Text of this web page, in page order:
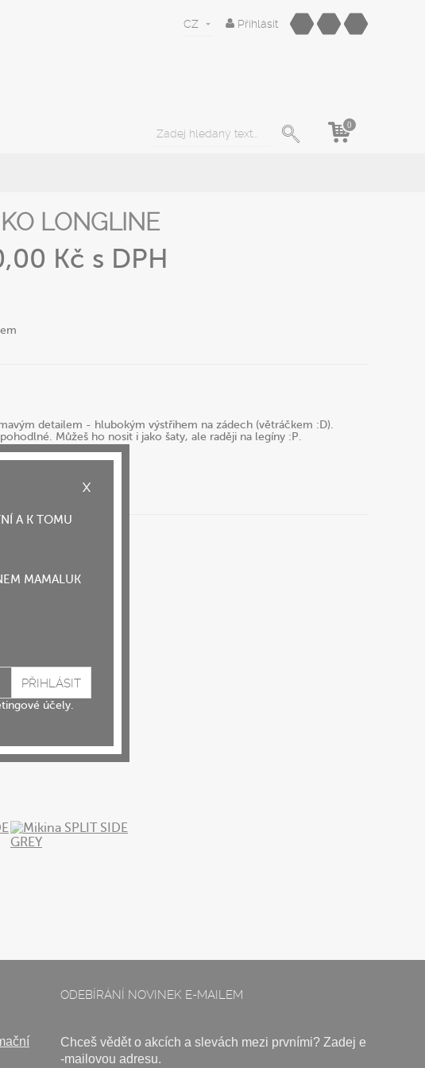
Přihlásit
CZ
0
A K TOMU
MAMALUK
účely.
LONGLINE
Kč s DPH
detailem - hlubokým výstřihem na zádech (větráčkem :D).
Můžeš ho nosit i jako šaty, ale raději na legíny :P.
ODEBÍRÁNÍ NOVINEK E-MAILEM
Chceš vědět o akcích a slevách mezi prvními? Zadej e
-mailovou adresu.